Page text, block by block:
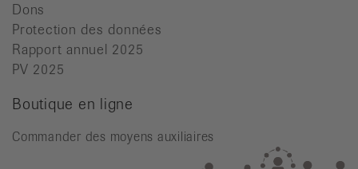
Dons
Protection des données
Rapport annuel 2025
PV 2025
Boutique en ligne
Commander des moyens auxiliaires